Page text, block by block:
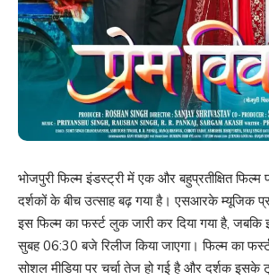
भोजपुरी फिल्म इंडस्ट्री में एक और बहुप्रतीक्षित फिल्म
दर्शकों के बीच उत्साह बढ़ गया है। एसआरके म्यूजिक
इस फिल्म का फर्स्ट लुक जारी कर दिया गया है, जबकि
सुबह 06:30 बजे रिलीज किया जाएगा। फिल्म का
सोशल मीडिया पर चर्चा तेज हो गई है और दर्शक इसके